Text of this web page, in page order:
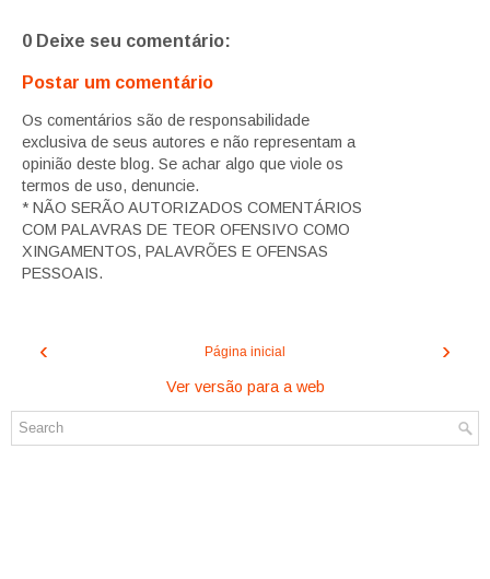
0 Deixe seu comentário:
Postar um comentário
Os comentários são de responsabilidade
exclusiva de seus autores e não representam a
opinião deste blog. Se achar algo que viole os
termos de uso, denuncie.
* NÃO SERÃO AUTORIZADOS COMENTÁRIOS
COM PALAVRAS DE TEOR OFENSIVO COMO
XINGAMENTOS, PALAVRÕES E OFENSAS
PESSOAIS.
‹ ›
Página inicial
Ver versão para a web